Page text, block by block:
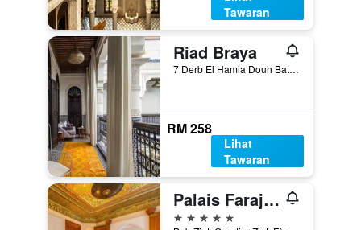
Tawaran
Riad Braya
7 Derb El Hamia Douh Batha, Fez, Morocco
RM 258
Lihat
Tawaran
Palais Faraj Suites & Spa
5 bintang